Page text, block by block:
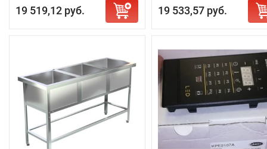
19 519,12 руб. 19 533,57 руб.